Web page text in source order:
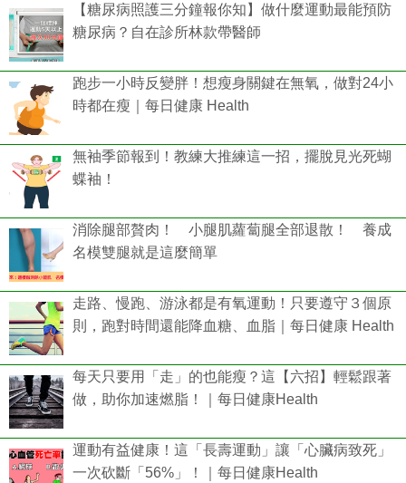
【糖尿病照護三分鐘報你知】做什麼運動最能預防
糖尿病？自在診所林款帶醫師
跑步一小時反變胖！想瘦身關鍵在無氧，做對24小
時都在瘦｜每日健康 Health
無袖季節報到！教練大推練這一招，擺脫見光死蝴
蝶袖！
消除腿部贅肉！ 小腿肌蘿蔔腿全部退散！ 養成
名模雙腿就是這麼簡單
走路、慢跑、游泳都是有氧運動！只要遵守３個原
則，跑對時間還能降血糖、血脂｜每日健康 Health
每天只要用「走」的也能瘦？這【六招】輕鬆跟著
做，助你加速燃脂！｜每日健康Health
運動有益健康！這「長壽運動」讓「心臟病致死」
一次砍斷「56%」！｜每日健康Health